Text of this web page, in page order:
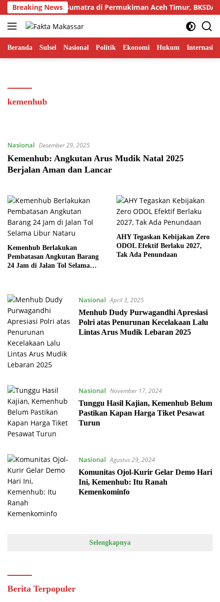
Langsung
ke
konten
Breaking News
Teror Harimau Sumatra di Permukiman Aceh Timur, BKSDA
Beranda Sulsel Nasional Politik Ekonomi Hukum
kemenhub
Nasional Desember 29, 2025
Kemenhub: Angkutan Arus Mudik Natal 2025
Berjalan Aman dan Lancar
Kemenhub Berlakukan
Pembatasan Angkutan Barang
24 Jam di Jalan Tol Selama
AHY Tegaskan Kebijakan Zero
ODOL Efektif Berlaku 2027,
Tak Ada Penundaan
Nasional April 3, 2025
Menhub Dudy Purwagandhi Apresiasi
Polri atas Penurunan Kecelakaan Lalu
Lintas Arus Mudik Lebaran 2025
Nasional November 17, 2024
Tunggu Hasil Kajian, Kemenhub Belum
Pastikan Kapan Harga Tiket Pesawat
Turun
Nasional Agustus 29, 2024
Komunitas Ojol-Kurir Gelar Demo Hari
Ini, Kemenhub: Itu Ranah
Kemenkominfo
Selengkapnya
Berita Terpopuler